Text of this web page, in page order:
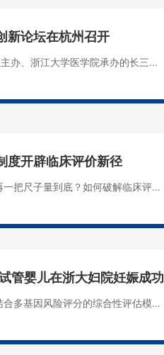
新论坛在杭州召开
办、浙江大学医学院承办的长三...
度开辟临床评价新径
把尺子量到底？如何破解临床评...
管婴儿在浙大妇院妊娠成功
多基因风险评分的综合性评估模...